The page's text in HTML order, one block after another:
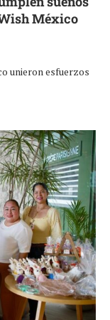
México
unieron esfuerzos